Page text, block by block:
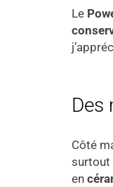
Le
Des
Côté
surtout
en